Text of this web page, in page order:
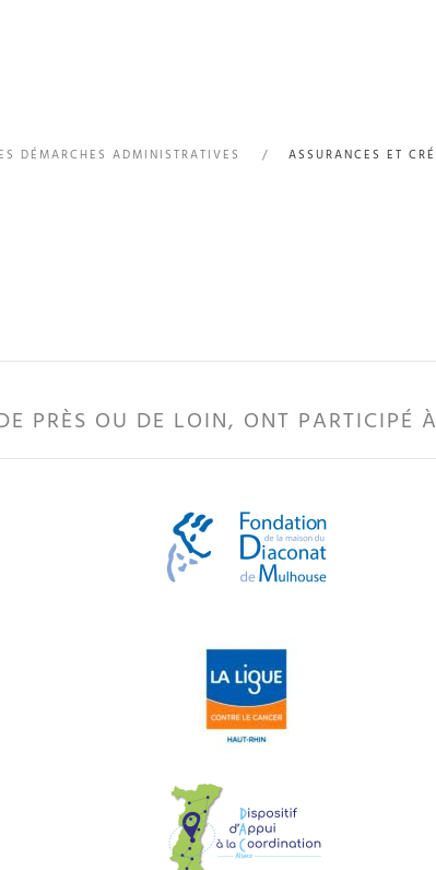
DÉMARCHES ADMINISTRATIVES ASSURANCES ET
PRÈS OU DE LOIN, ONT PARTICIPÉ